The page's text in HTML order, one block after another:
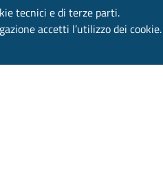
tecnici e di terze parti.
accetti l’utilizzo dei cookie.